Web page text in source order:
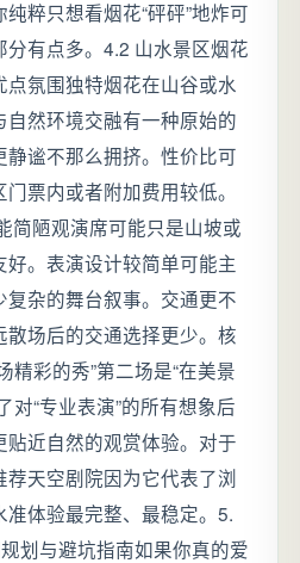
粹只想看烟花“砰砰”地炸可
有点多。4.2 山水景区烟花
氛围独特烟花在山谷或水
然环境交融有一种原始的
谧不那么拥挤。性价比可
票内或者附加费用较低。
简陋观演席可能只是山坡或
。表演设计较简单可能主
杂的舞台叙事。交通更不
场后的交通选择更少。核
精彩的秀”第二场是“在美景
对“专业表演”的所有想象后
近自然的观赏体验。对于
天空剧院因为它代表了浏
体验最完整、最稳定。5.
划与避坑指南如果你真的爱